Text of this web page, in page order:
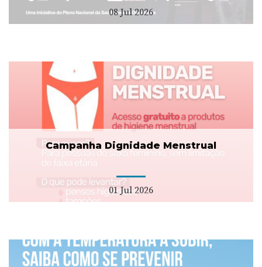
08 Jul 2026
Campanha Dignidade Menstrual
01 Jul 2026